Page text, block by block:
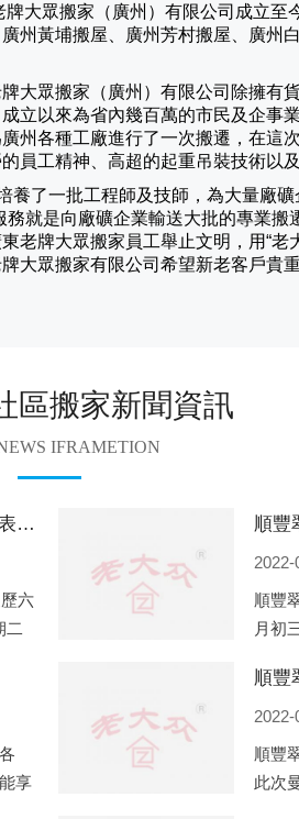
大眾搬家（ 廣州 ）有限公司成立至
州黃埔搬屋、廣州芳村搬屋、廣州
大眾搬家（ 廣州 ）有限公司除擁有
立以來為省內幾百萬的市民及企事
州各種工廠進行了一次搬遷，在這
員工精神、高超的起重吊裝技術以
了一批工程師及技師，為大量廠礦
務就是向廠礦企業輸送大批的專業
老牌大眾搬家員工舉止文明，用“
大眾搬家有限公司希望新老客戶貴
區搬家新聞資訊
IFRAMETION
順豐翠園社區2022年7月份搬家的黃道吉日查詢大全一覽表哪天適合搬家好日子
六
二
2022-
順豐
月初
享
2022-
順豐
此次